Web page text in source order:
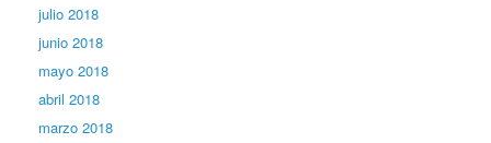
julio 2018
junio 2018
mayo 2018
abril 2018
marzo 2018